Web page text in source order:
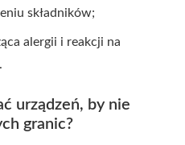
składników;
alergii i reakcji na
urządzeń, by nie
granic?